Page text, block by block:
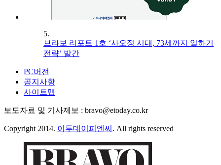
5.
브라보 리포트 1호 ‘사오정 시대, 73세까지 일하기
전략’ 발간
PC버전
공지사항
사이트맵
보도자료 및 기사제보 : bravo@etoday.co.kr
Copyright 2014. 이투데이피엔씨 . All rights reserved